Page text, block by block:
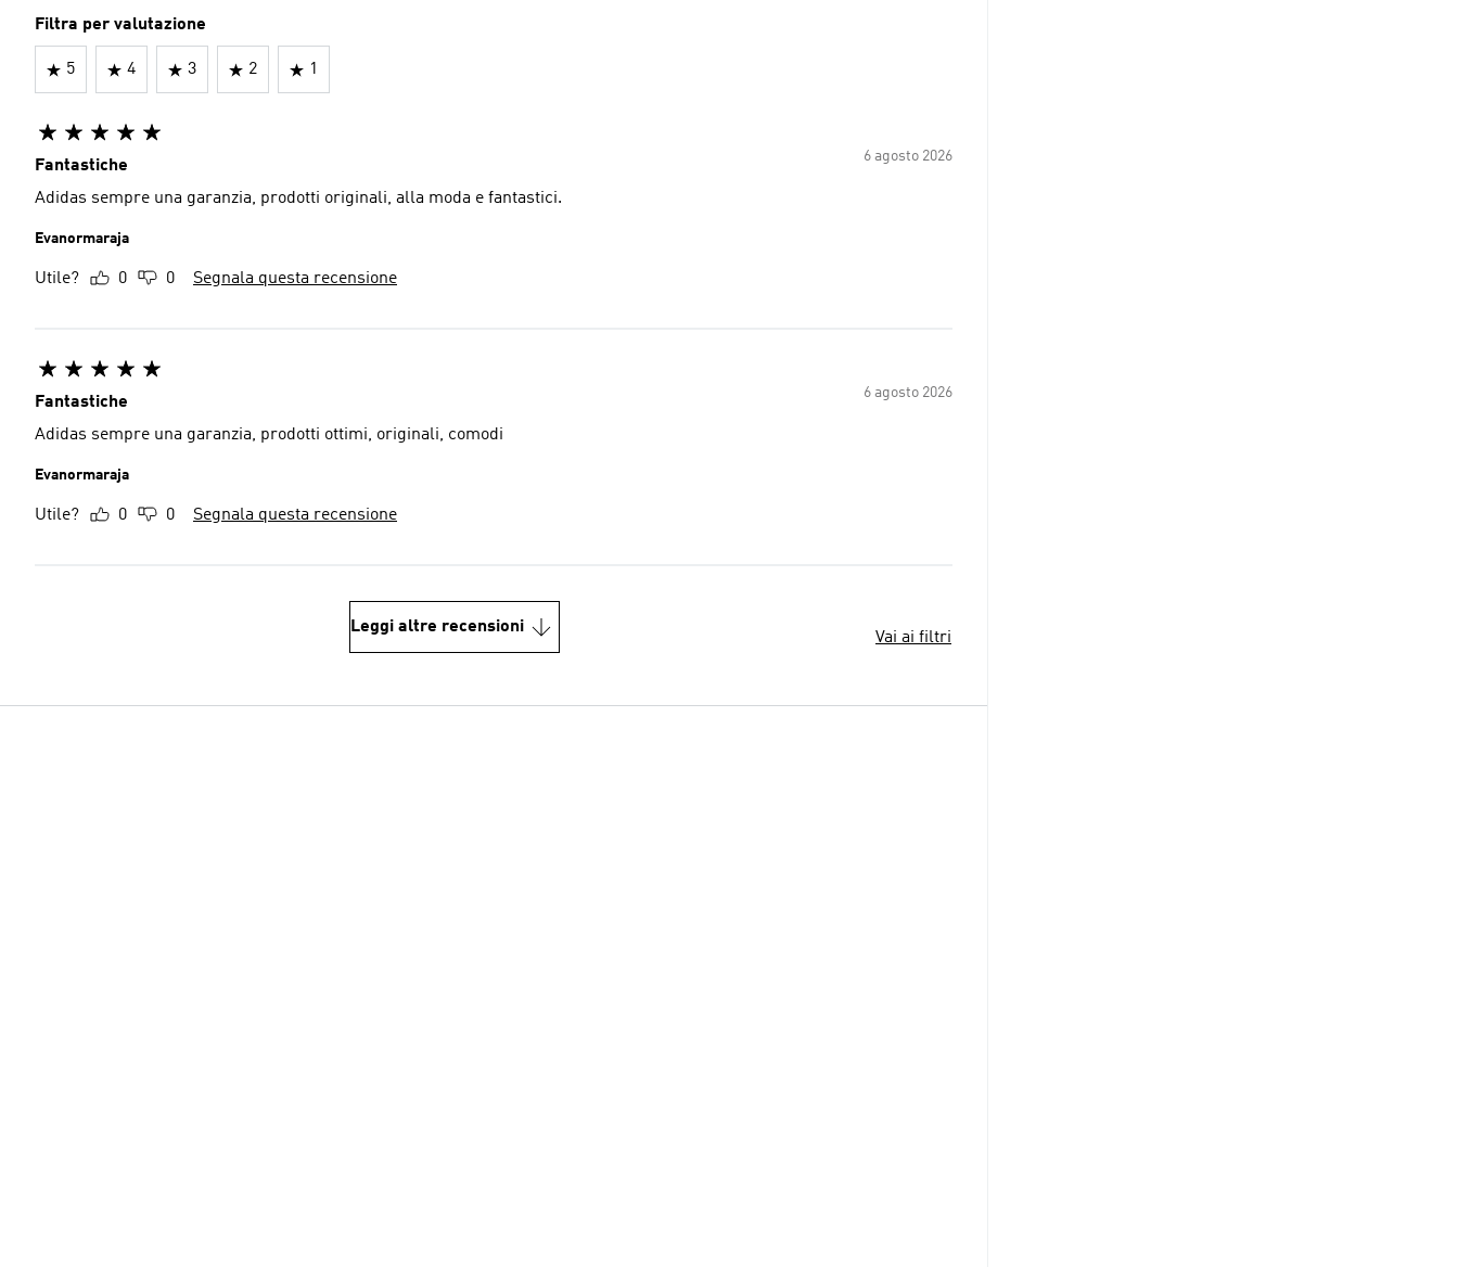
Filtra per valutazione
5 4 3 2 1
6 agosto 2026
Fantastiche
Adidas sempre una garanzia, prodotti originali, alla moda e fantastici.
Evanormaraja
Utile? 0 0 Segnala questa recensione
6 agosto 2026
Fantastiche
Adidas sempre una garanzia, prodotti ottimi, originali, comodi
Evanormaraja
Utile? 0 0 Segnala questa recensione
Leggi altre recensioni
Vai ai filtri